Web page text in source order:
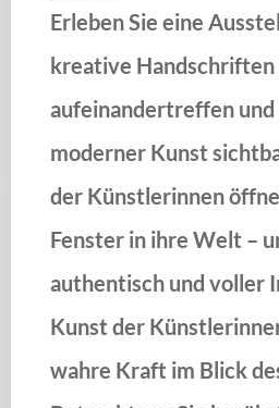
Erleben Sie eine
kreative Handschriften
aufeinandertreffen
moderner Kunst
der Künstlerinnen
Fenster in ihre Welt –
authentisch und voller
Kunst der
wahre Kraft im Blick